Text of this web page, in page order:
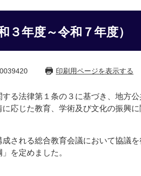
３年度～令和７年度）
印刷用ページを表示する
る法律第１条の３に基づき、地方
応じた教育、学術及び文化の振興
される総合教育会議において協議を
を定めました。